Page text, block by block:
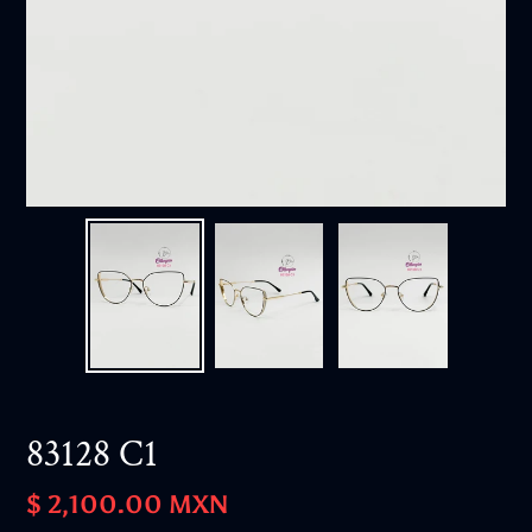
83128 C1
Precio
$ 2,100.00 MXN